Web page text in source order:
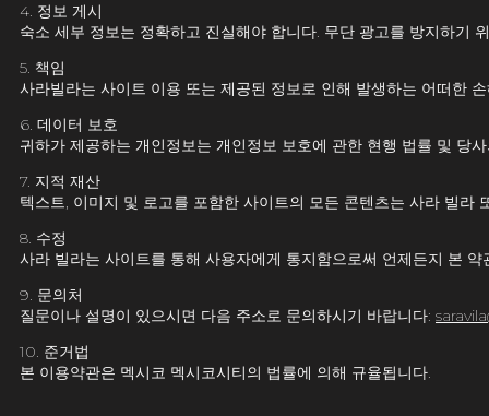
4. 정보 게시
숙소 세부 정보는 정확하고 진실해야 합니다. 무단 광고를 방지하기
5. 책임
사라빌라는 사이트 이용 또는 제공된 정보로 인해 발생하는 어떠한
6. 데이터 보호
귀하가 제공하는 개인정보는 개인정보 보호에 관한 현행 법률 및 당
7. 지적 재산
텍스트, 이미지 및 로고를 포함한 사이트의 모든 콘텐츠는 사라 빌
8. 수정
사라 빌라는 사이트를 통해 사용자에게 통지함으로써 언제든지 본 약
9. 문의처
질문이나 설명이 있으시면 다음 주소로 문의하시기 바랍니다:
10. 준거법
본 이용약관은 멕시코 멕시코시티의 법률에 의해 규율됩니다.